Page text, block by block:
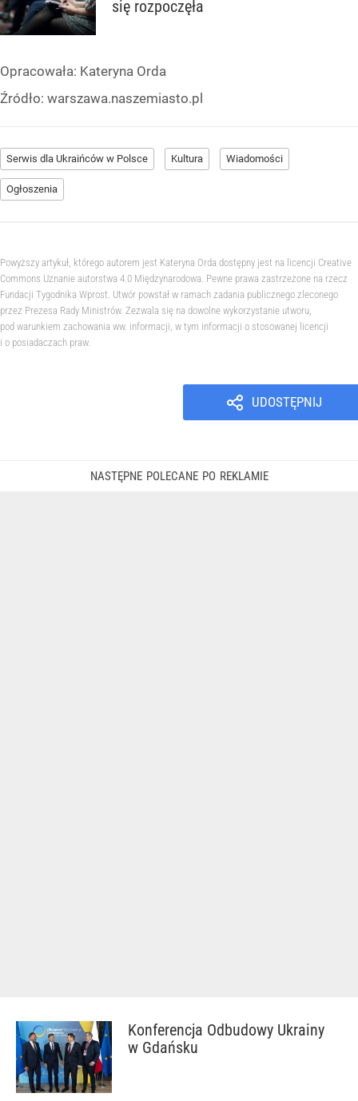
się rozpoczęła
Opracowała: Kateryna Orda
Źródło: warszawa.naszemiasto.pl
Serwis dla Ukraińców w Polsce Kultura Wiadomości
Ogłoszenia
Powyższy artykuł, którego autorem jest Kateryna Orda dostępny jest na licencji Creative
Commons Uznanie autorstwa 4.0 Międzynarodowa. Pewne prawa zastrzeżone na rzecz
Fundacji Tygodnika Wprost. Utwór powstał w ramach zadania publicznego zleconego
przez Prezesa Rady Ministrów. Zezwala się na dowolne wykorzystanie utworu,
pod warunkiem zachowania ww. informacji, w tym informacji o stosowanej licencji
i o posiadaczach praw.
UDOSTĘPNIJ
Konferencja Odbudowy Ukrainy
w Gdańsku